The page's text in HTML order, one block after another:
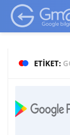
google-site-
ETIKET: